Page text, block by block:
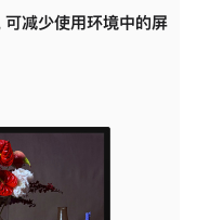
可减少使用环境中的屏